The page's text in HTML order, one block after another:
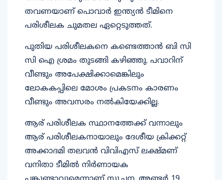
തവണയാണ് പൊവാർ ഇന്ത്യൻ ടീമിനെ
പരിശീലക ചുമതല ഏറ്റെടുത്തത്.
പുതിയ പരിശീലകനെ കണ്ടെത്താൻ ബി സി
സി ഐ ശ്രമം തുടങ്ങി കഴിഞ്ഞു. പവാറിന്
വീണ്ടും അപേക്ഷിക്കാമെങ്കിലും
ലോകകപ്പിലെ മോശം പ്രകടനം കാരണം
വീണ്ടും അവസരം നൽകിയേക്കില്ല.
ആര് പരിശീലക സ്ഥാനത്തേക്ക് വന്നാലും
ആര് പരിശീലകനായാലും ദേശീയ ക്രിക്കറ്റ്
അക്കാദമി തലവൻ വിവിഎസ് ലക്ഷ്മണ്
വനിതാ ടീമിൽ നിർണായക